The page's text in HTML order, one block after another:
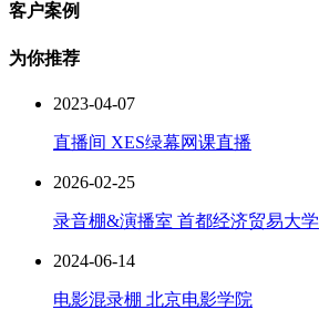
客户案例
为你推荐
2023-04-07
直播间 XES绿幕网课直播
2026-02-25
录音棚&演播室 首都经济贸易大学
2024-06-14
电影混录棚 北京电影学院